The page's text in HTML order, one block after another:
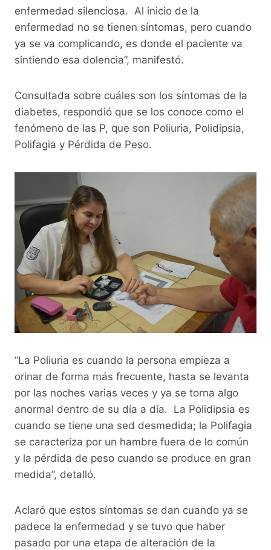
enfermedad silenciosa. Al inicio de la
enfermedad no se tienen síntomas, pero cuando
ya se va complicando, es donde el paciente va
sintiendo esa dolencia”, manifestó.
Consultada sobre cuáles son los síntomas de la
diabetes, respondió que se los conoce como el
fenómeno de las P, que son Poliuria, Polidipsia,
Polifagia y Pérdida de Peso.
“La Poliuria es cuando la persona empieza a
orinar de forma más frecuente, hasta se levanta
por las noches varias veces y ya se torna algo
anormal dentro de su día a día. La Polidipsia es
cuando se tiene una sed desmedida; la Polifagia
se caracteriza por un hambre fuera de lo común
y la pérdida de peso cuando se produce en gran
medida”, detalló.
Aclaró que estos síntomas se dan cuando ya se
padece la enfermedad y se tuvo que haber
pasado por una etapa de alteración de la